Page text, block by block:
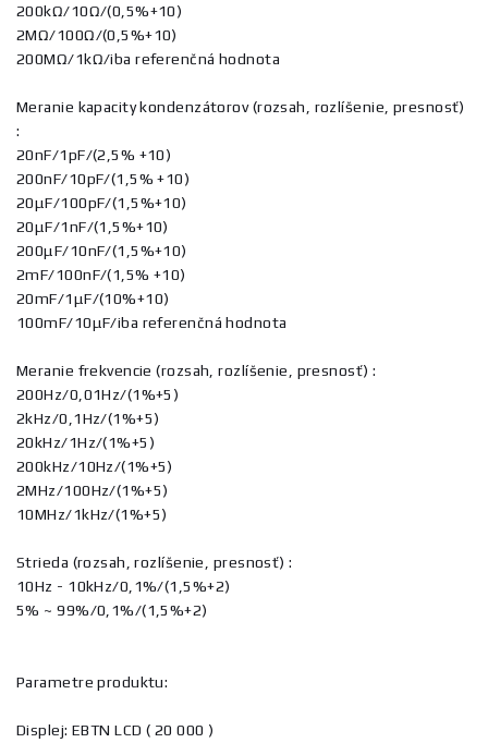
200kΩ/10Ω/(0,5%+10)
2MΩ/100Ω/(0,5%+10)
200MΩ/1kΩ/iba referenčná hodnota
Meranie kapacity kondenzátorov (rozsah, rozlíšenie, presnosť)
:
20nF/1pF/(2,5% +10)
200nF/10pF/(1,5% +10)
20μF/100pF/(1,5%+10)
20μF/1nF/(1,5%+10)
200μF/10nF/(1,5%+10)
2mF/100nF/(1,5% +10)
20mF/1μF/(10%+10)
100mF/10μF/iba referenčná hodnota
Meranie frekvencie (rozsah, rozlíšenie, presnosť) :
200Hz/0,01Hz/(1%+5)
2kHz/0,1Hz/(1%+5)
20kHz/1Hz/(1%+5)
200kHz/10Hz/(1%+5)
2MHz/100Hz/(1%+5)
10MHz/1kHz/(1%+5)
Strieda (rozsah, rozlíšenie, presnosť) :
10Hz - 10kHz/0,1%/(1,5%+2)
5% ~ 99%/0,1%/(1,5%+2)
Parametre produktu:
Displej: EBTN LCD ( 20 000 )